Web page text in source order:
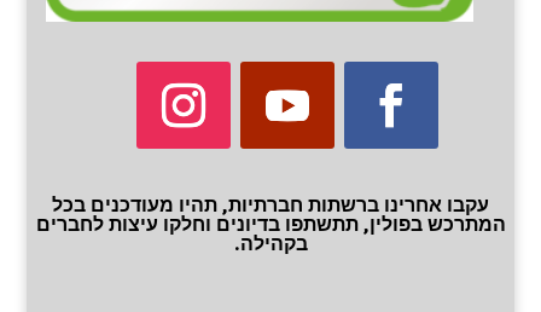
עקבו אחרינו ברשתות חברתיות, תהיו מעודכנים בכל
המתרכש בפולין, תתשתפו בדיונים וחלקו עיצות לחברים
בקהילה.